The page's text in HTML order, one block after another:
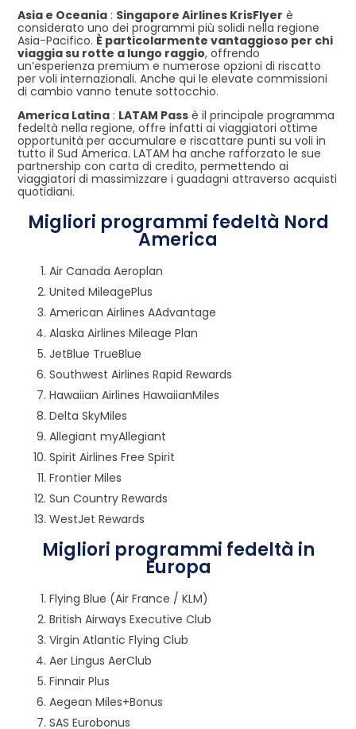
Asia e Oceania : Singapore Airlines KrisFlyer è
considerato uno dei programmi più solidi nella regione
Asia-Pacifico. È particolarmente vantaggioso per chi
viaggia su rotte a lungo raggio, offrendo
un’esperienza premium e numerose opzioni di riscatto
per voli internazionali. Anche qui le elevate commissioni
di cambio vanno tenute sottocchio.
America Latina : LATAM Pass è il principale programma
fedeltà nella regione, offre infatti ai viaggiatori ottime
opportunità per accumulare e riscattare punti su voli in
tutto il Sud America. LATAM ha anche rafforzato le sue
partnership con carta di credito, permettendo ai
viaggiatori di massimizzare i guadagni attraverso acquisti
quotidiani.
Migliori programmi fedeltà Nord
America
Air Canada Aeroplan
United MileagePlus
American Airlines AAdvantage
Alaska Airlines Mileage Plan
JetBlue TrueBlue
Southwest Airlines Rapid Rewards
Hawaiian Airlines HawaiianMiles
Delta SkyMiles
Allegiant myAllegiant
Spirit Airlines Free Spirit
Frontier Miles
Sun Country Rewards
WestJet Rewards
Migliori programmi fedeltà in
Europa
Flying Blue (Air France / KLM)
British Airways Executive Club
Virgin Atlantic Flying Club
Aer Lingus AerClub
Finnair Plus
Aegean Miles+Bonus
SAS Eurobonus